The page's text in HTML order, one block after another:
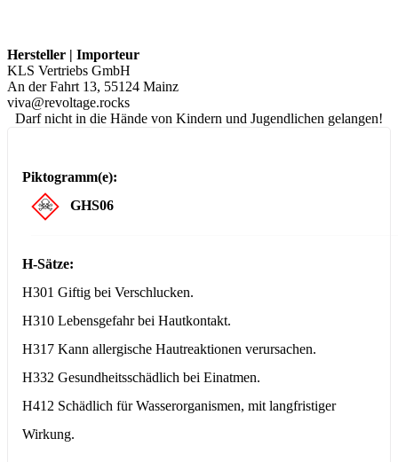
Hersteller | Importeur
KLS Vertriebs GmbH
An der Fahrt 13, 55124 Mainz
viva@revoltage.rocks
Darf nicht in die Hände von Kindern und Jugendlichen gelangen!
Piktogramm(e):
GHS06
H-Sätze:
H301 Giftig bei Verschlucken.
H310 Lebensgefahr bei Hautkontakt.
H317 Kann allergische Hautreaktionen verursachen.
H332 Gesundheitsschädlich bei Einatmen.
H412 Schädlich für Wasserorganismen, mit langfristiger
Wirkung.